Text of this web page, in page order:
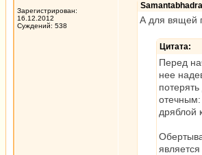
Зарегистрирован:
16.12.2012
Суждений: 538
Samantabhadra
А для вящей
Цитата:
Перед
нее
отечным:
дряблой